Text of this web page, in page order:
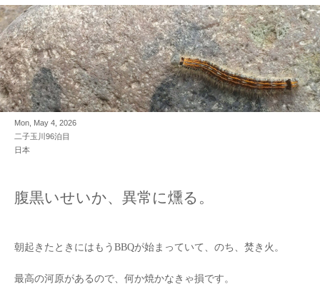
Mon, May 4, 2026
二子玉川96泊目
日本
腹黒いせいか、異常に燻る。
朝起きたときにはもうBBQが始まっていて、のち、焚き火。
最高の河原があるので、何か焼かなきゃ損です。